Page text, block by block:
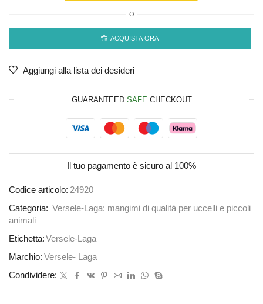
O
ACQUISTA ORA
Aggiungi alla lista dei desideri
GUARANTEED SAFE CHECKOUT
Il tuo pagamento è sicuro al 100%
Codice articolo: 24920
Categoria: Versele-Laga: mangimi di qualità per uccelli e piccoli
animali
Etichetta:Versele-Laga
Marchio: Versele- Laga
Condividere: